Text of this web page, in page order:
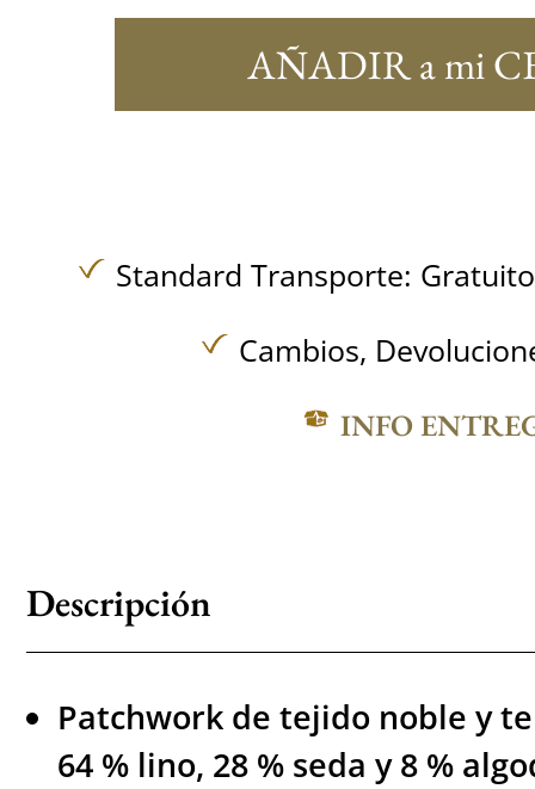
AÑADIR a mi
Standard Transporte:
Cambios,
INFO
Descripción
Patchwork de tejido noble y
64 % lino, 28 % seda y 8 %